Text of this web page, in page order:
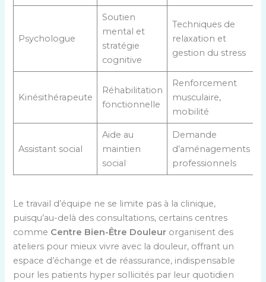
Psychologue
Soutien
mental et
stratégie
cognitive
Techniques de
relaxation et
gestion du stress
Kinésithérapeute
Réhabilitation
fonctionnelle
Renforcement
musculaire,
mobilité
Assistant social
Aide au
maintien
social
Demande
d’aménagements
professionnels
Le travail d’équipe ne se limite pas à la clinique,
puisqu’au-delà des consultations, certains centres
comme Centre Bien-Être Douleur organisent des
ateliers pour mieux vivre avec la douleur, offrant un
espace d’échange et de réassurance, indispensable
pour les patients hyper sollicités par leur quotidien